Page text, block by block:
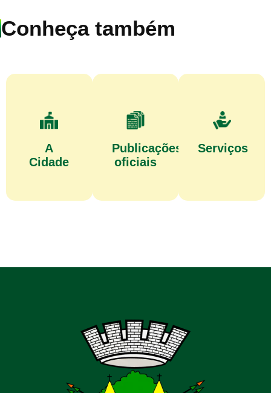
Conheça também
A
Cidade
Publicações
oficiais
Serviços